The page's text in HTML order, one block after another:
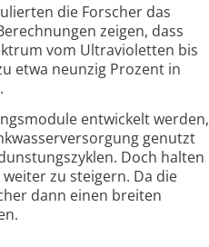
die Forscher das
zeigen, dass
vom Ultra­violetten bis
etwa neunzig Prozent in
ent­wickelt werden,
genutzt
Doch halten
zu steigern. Da die
dann einen breiten